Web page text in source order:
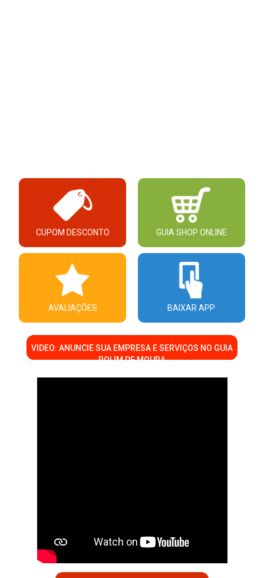
CUPOM DESCONTO GUIA SHOP ONLINE
AVALIAÇÕES BAIXAR APP
VIDEO: ANUNCIE SUA EMPRESA E SERVIÇOS NO GUIA
ROLIM DE MOURA